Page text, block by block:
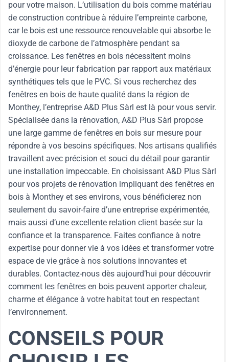
pour votre maison. L’utilisation du bois comme matériau
de construction contribue à réduire l’empreinte carbone,
car le bois est une ressource renouvelable qui absorbe le
dioxyde de carbone de l’atmosphère pendant sa
croissance. Les fenêtres en bois nécessitent moins
d’énergie pour leur fabrication par rapport aux matériaux
synthétiques tels que le PVC. Si vous recherchez des
fenêtres en bois de haute qualité dans la région de
Monthey, l’entreprise A&D Plus Sàrl est là pour vous servir.
Spécialisée dans la rénovation, A&D Plus Sàrl propose
une large gamme de fenêtres en bois sur mesure pour
répondre à vos besoins spécifiques. Nos artisans qualifiés
travaillent avec précision et souci du détail pour garantir
une installation impeccable. En choisissant A&D Plus Sàrl
pour vos projets de rénovation impliquant des fenêtres en
bois à Monthey et ses environs, vous bénéficierez non
seulement du savoir-faire d’une entreprise expérimentée,
mais aussi d’une excellente relation client basée sur la
confiance et la transparence. Faites confiance à notre
expertise pour donner vie à vos idées et transformer votre
espace de vie grâce à nos solutions innovantes et
durables. Contactez-nous dès aujourd’hui pour découvrir
comment les fenêtres en bois peuvent apporter chaleur,
charme et élégance à votre habitat tout en respectant
l’environnement.
CONSEILS POUR